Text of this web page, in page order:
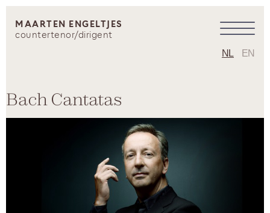
MAARTEN ENGELTJES
countertenor/dirigent
NL EN
Bach Cantatas